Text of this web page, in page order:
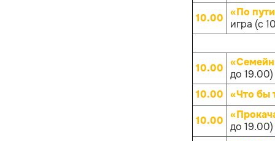
10.00 «По
игра (с
10.00 до 19.00)
10.00 «Что бы
10.00 до 19.00)